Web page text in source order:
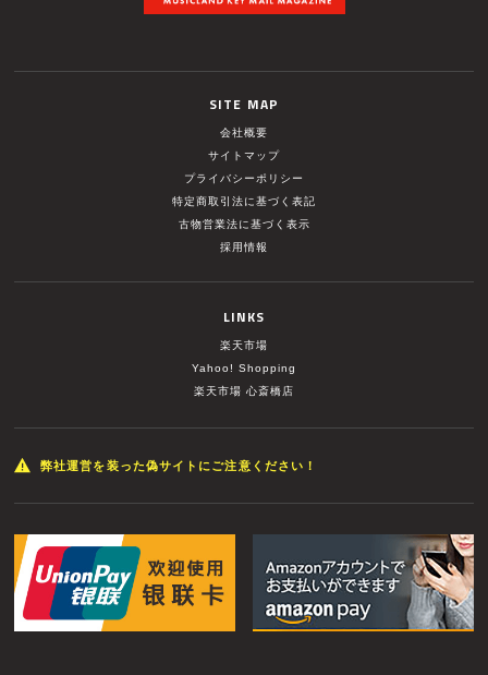
SITE MAP
会社概要
サイトマップ
プライバシーポリシー
特定商取引法に基づく表記
古物営業法に基づく表示
採用情報
LINKS
楽天市場
Yahoo! Shopping
楽天市場 心斎橋店
弊社運営を装った偽サイトにご注意ください！